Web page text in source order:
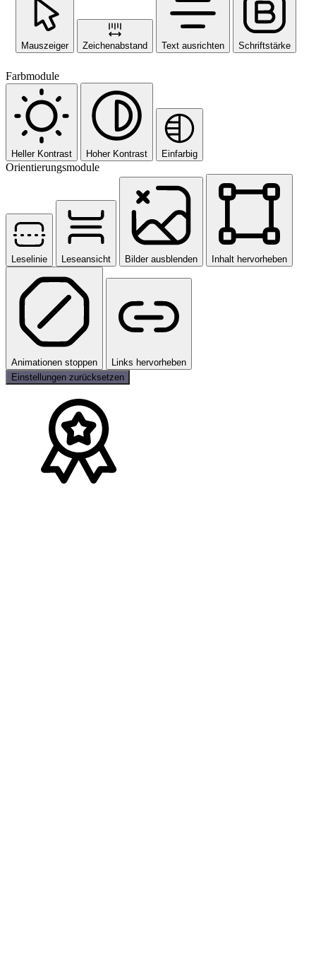
Mauszeiger Zeichenabstand Text ausrichten Schriftstärke
Farbmodule
Heller Kontrast Hoher Kontrast Einfarbig
Orientierungsmodule
Leselinie Leseansicht Bilder ausblenden Inhalt hervorheben
Animationen stoppen
Links hervorheben
Einstellungen zurücksetzen